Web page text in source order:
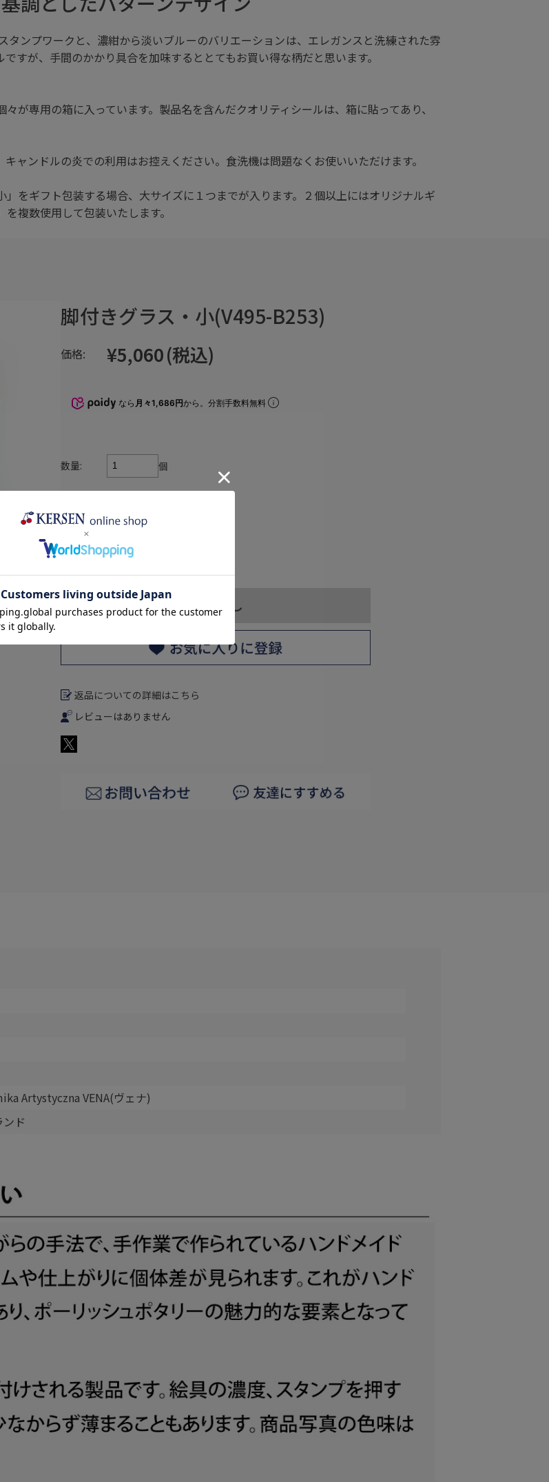
ンプワークと、濃紺から淡いブルーのバリエーションは、エレガンスと洗練された雰
すが、手間のかかり具合を加味するととてもお買い得な柄だと思います。
が専用の箱に入っています。製品名を含んだクオリティシールは、箱に貼ってあり、
ャンドルの炎での利用はお控えください。食洗機は問題なくお使いいただけます。
をギフト包装する場合、大サイズに１つまでが入ります。２個以上にはオリジナルギ
複数使用して包装いたします。
脚付きグラス・小(V495-B253)
価格: ¥5,060(税込)
なら 月々1,686円から。分割手数料無料
数量: 個
返品についての詳細はこちら
レビューはありません
Artystyczna VENA(ヴェナ)
ド